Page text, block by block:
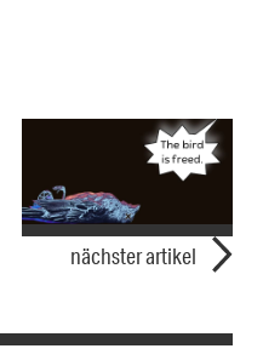
nächster artikel